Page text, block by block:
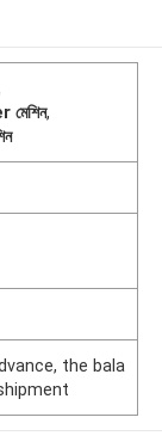
মেশিন,
the bala